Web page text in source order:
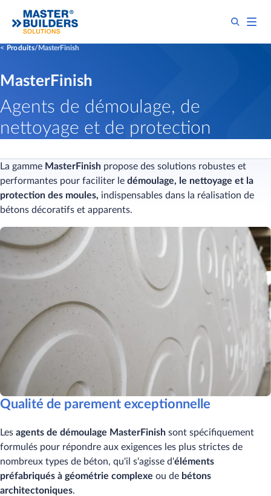
Produits MasterFinish
MasterFinish
Agents de démoulage, de
nettoyage et de protection
La gamme MasterFinish propose des solutions robustes et
performantes pour faciliter le démoulage, le nettoyage et la
protection des moules, indispensables dans la réalisation de
bétons décoratifs et apparents.
Qualité de parement exceptionnelle
Les agents de démoulage MasterFinish sont spécifiquement
formulés pour répondre aux exigences les plus strictes de
nombreux types de béton, qu'il s'agisse d'éléments
préfabriqués à géométrie complexe ou de bétons
architectoniques.